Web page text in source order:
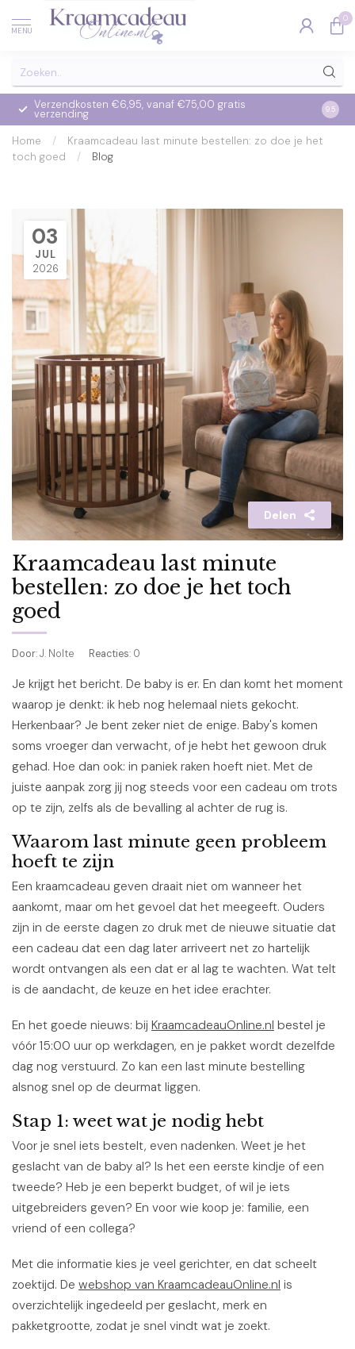
MENU
0
Verzendkosten €6,95, vanaf €75,00 gratis
verzending
Op
9.5
Home /
Kraamcadeau last minute bestellen: zo doe je het
toch goed
/ Blog
03
JUL
2026
Delen
Kraamcadeau last minute
bestellen: zo doe je het toch
goed
Door: J. Nolte Reacties: 0
Je krijgt het bericht. De baby is er. En dan komt het moment
waarop je denkt: ik heb nog helemaal niets gekocht.
Herkenbaar? Je bent zeker niet de enige. Baby's komen
soms vroeger dan verwacht, of je hebt het gewoon druk
gehad. Hoe dan ook: in paniek raken hoeft niet. Met de
juiste aanpak zorg jij nog steeds voor een cadeau om trots
op te zijn, zelfs als de bevalling al achter de rug is.
Waarom last minute geen probleem
hoeft te zijn
Een kraamcadeau geven draait niet om wanneer het
aankomt, maar om het gevoel dat het meegeeft. Ouders
zijn in de eerste dagen zo druk met de nieuwe situatie dat
een cadeau dat een dag later arriveert net zo hartelijk
wordt ontvangen als een dat er al lag te wachten. Wat telt
is de aandacht, de keuze en het idee erachter.
En het goede nieuws: bij KraamcadeauOnline.nl bestel je
vóór 15:00 uur op werkdagen, en je pakket wordt dezelfde
dag nog verstuurd. Zo kan een last minute bestelling
alsnog snel op de deurmat liggen.
Stap 1: weet wat je nodig hebt
Voor je snel iets bestelt, even nadenken. Weet je het
geslacht van de baby al? Is het een eerste kindje of een
tweede? Heb je een beperkt budget, of wil je iets
uitgebreiders geven? En voor wie koop je: familie, een
vriend of een collega?
Met die informatie kies je veel gerichter, en dat scheelt
zoektijd. De webshop van KraamcadeauOnline.nl is
overzichtelijk ingedeeld per geslacht, merk en
pakketgrootte, zodat je snel vindt wat je zoekt.